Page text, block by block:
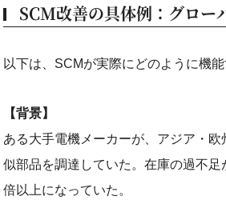
SCM改善の具体例：グロー
以下は、SCMが実際にどのように機
【背景】
ある大手電機メーカーが、アジア・
似部品を調達していた。在庫の過不
倍以上になっていた。